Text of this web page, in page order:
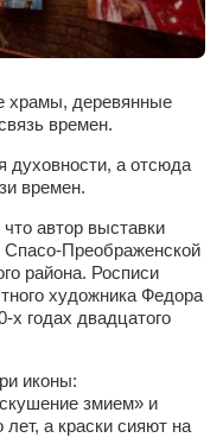
Анплеев А.Б.
КП Сумская
больница №4
дистрибьюторов
храмы, деревянные
времен.
духовности, а отсюда
времен.
автор выставки
Спасо-Преображенской
района. Росписи
художника Федора
х годах двадцатого
иконы:
змием» и
а краски сияют на